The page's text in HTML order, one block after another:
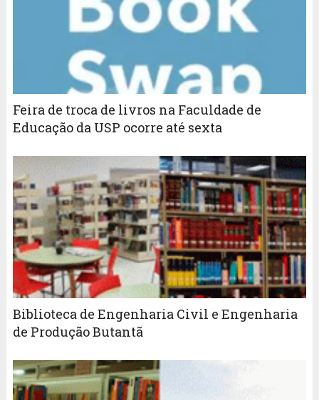
Feira de troca de livros na Faculdade de
Educação da USP ocorre até sexta
Biblioteca de Engenharia Civil e Engenharia
de Produção Butantã